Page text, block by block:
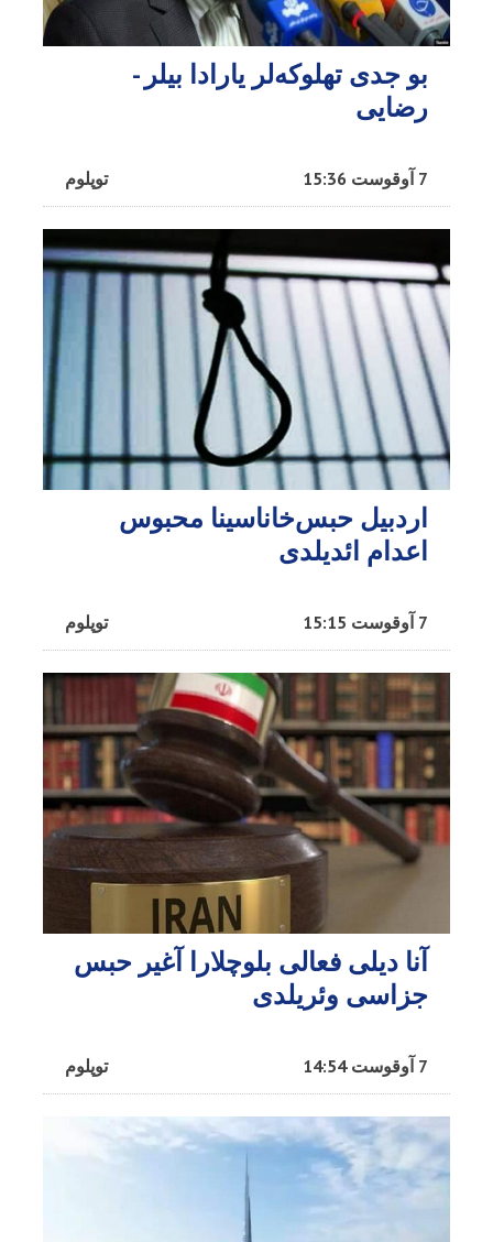
بو جدی تهلوکه‌لر یارادا بیلر -
رضایی
توپلوم 7 آوقوست 15:36
اردبیل حبس‌خاناسینا محبوس
اعدام ائدیلدی
توپلوم 7 آوقوست 15:15
آنا دیلی فعالی بلوچلارا آغیر حبس
جزاسی وئریلدی
توپلوم 7 آوقوست 14:54